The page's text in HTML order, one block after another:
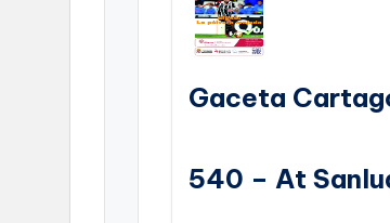
Gaceta
540 – At